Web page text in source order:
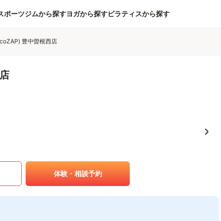
ポーツジムから探すヨガから探すピラティスから探す
豊中曽根西店
体験・相談予約